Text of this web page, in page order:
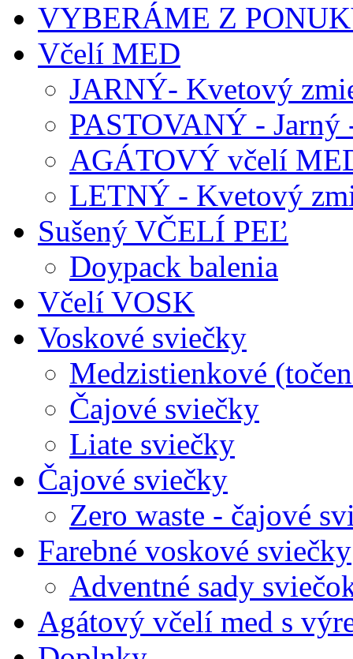
VYBERÁME Z
Včelí MED
JARNÝ- Kvetový
PASTOVANÝ -
AGÁTOVÝ včelí
LETNÝ - Kvetový
Sušený VČELÍ PEĽ
Doypack balenia
Včelí VOSK
Voskové sviečky
Medzistienkové
Čajové sviečky
Liate sviečky
Čajové sviečky
Zero waste - čajové
Farebné voskové sviečky
Adventné sady
Agátový včelí med s